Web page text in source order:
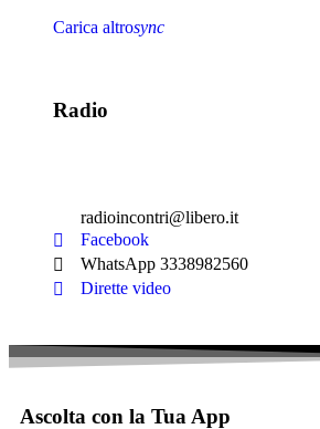
Carica altrosync
Radio
radioincontri@libero.it
Facebook
WhatsApp 3338982560
Dirette video
Ascolta con la Tua App